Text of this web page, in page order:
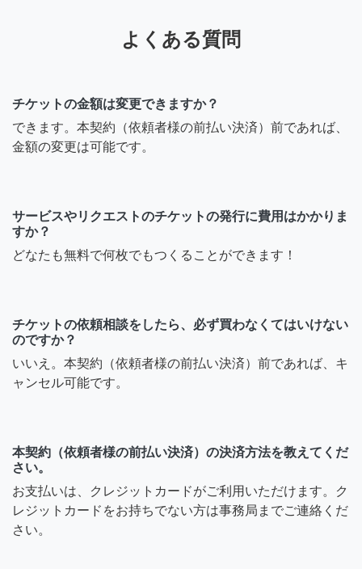
よくある質問
チケットの金額は変更できますか？
できます。本契約（依頼者様の前払い決済）前であれば、
金額の変更は可能です。
サービスやリクエストのチケットの発行に費用はかかりま
すか？
どなたも無料で何枚でもつくることができます！
チケットの依頼相談をしたら、必ず買わなくてはいけない
のですか？
いいえ。本契約（依頼者様の前払い決済）前であれば、キ
ャンセル可能です。
本契約（依頼者様の前払い決済）の決済方法を教えてくだ
さい。
お支払いは、クレジットカードがご利用いただけます。ク
レジットカードをお持ちでない方は事務局までご連絡くだ
さい。